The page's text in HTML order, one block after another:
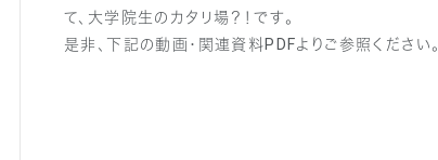
て、大学院生のカタリ場？！です。
是非、下記の動画・関連資料PDFよりご参照ください。